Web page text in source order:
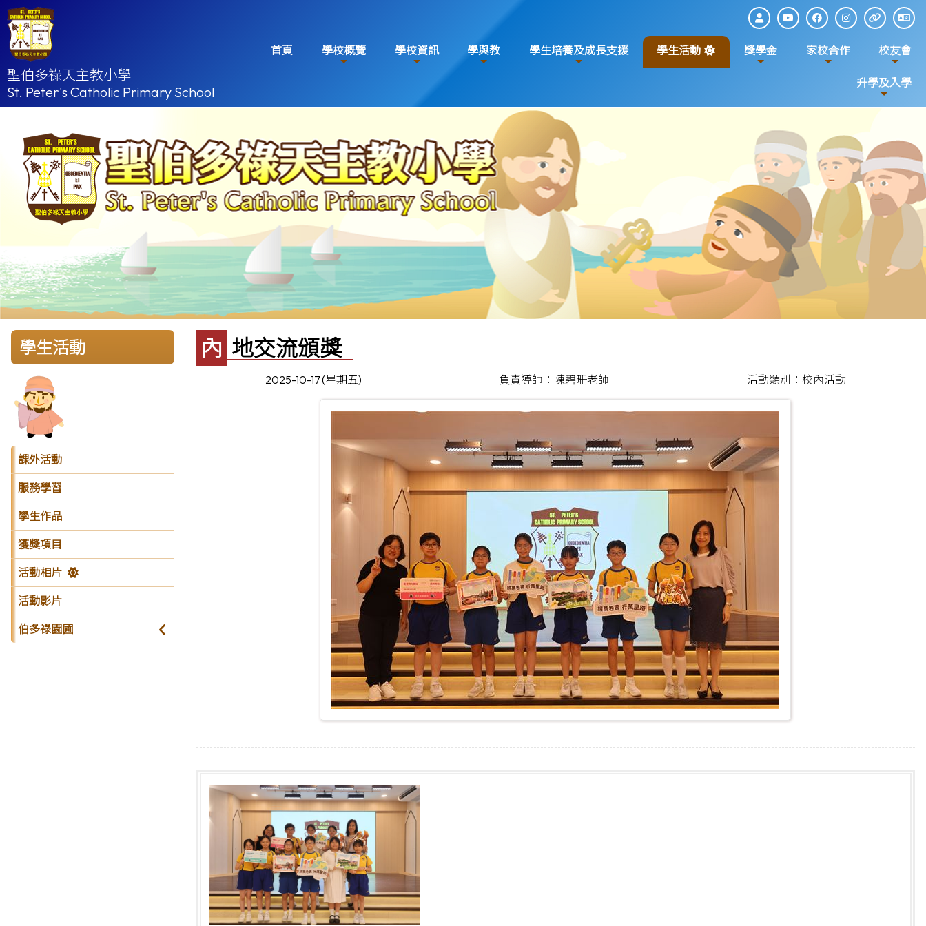
聖伯多祿天主教小學
St. Peter's Catholic Primary School
首頁 學校概覽 學校資訊 學與教 學生培養及成長支援 學生活動 獎學金 家校合作 校友會
升學及入學
學生活動
課外活動
服務學習
學生作品
獲獎項目
活動相片
活動影片
伯多祿園圃
內地交流頒獎
2025-10-17 (星期五) 負責導師：陳碧珊老師 活動類別：校內活動